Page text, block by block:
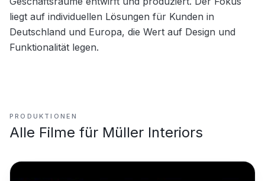
liegt auf individuellen Lösungen für Kunden in
Deutschland und Europa, die Wert auf Design und
Funktionalität legen.
PRODUKTIONEN
Alle Filme für Müller Interiors